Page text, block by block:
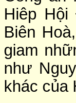
Hiêp
Biên
giam
như
khác của